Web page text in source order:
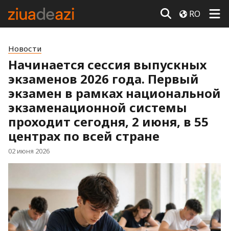
RO
Новости
Начинается сессия выпускных
экзаменов 2026 года. Первый
экзамен в рамках национальной
экзаменационной системы
проходит сегодня, 2 июня, в 55
центрах по всей стране
02 июня 2026